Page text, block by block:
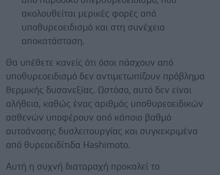
ακολουθείται μερικές φορές από
υποθυρεοειδισμό και στη συνέχεια
αποκατάσταση.
Θα υπέθετε κανείς ότι όσοι πάσχουν από
υποθυρεοειδισμό δεν αντιμετωπίζουν πρόβλημα
θερμικής δυσανεξίας. Ωστόσο, αυτό δεν είναι
αλήθεια, καθώς ένας αριθμός υποθυρεοειδικών
ασθενών υποφέρουν από κάποιο βαθμό
αυτοάνοσης δυσλειτουργίας και συγκεκριμένα
από θυρεοειδίτιδα Hashimoto.
Αυτή η συχνή διαταραχή προκαλεί το